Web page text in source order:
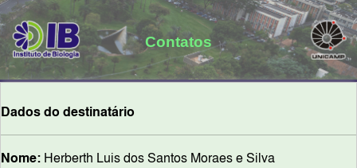
Contatos
Dados do destinatário
Nome: Herberth Luis dos Santos Moraes e Silva